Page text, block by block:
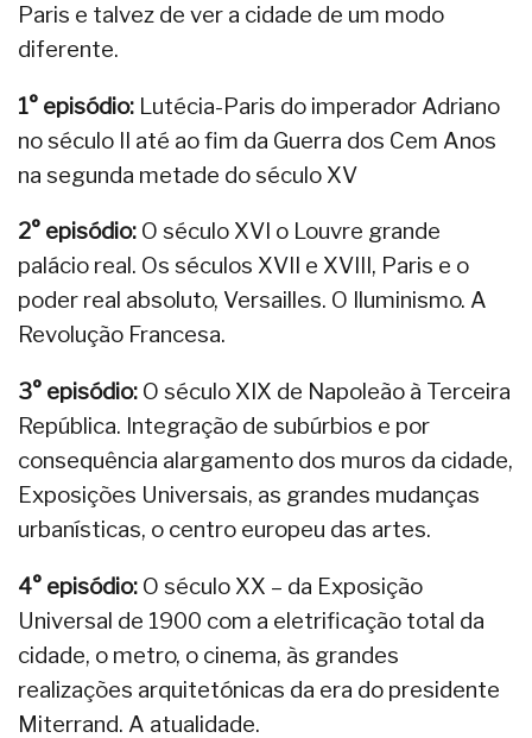
Paris e talvez de ver a cidade de um modo
diferente.
1° episódio: Lutécia-Paris do imperador Adriano
no século II até ao fim da Guerra dos Cem Anos
na segunda metade do século XV
2° episódio: O século XVI o Louvre grande
palácio real. Os séculos XVII e XVIII, Paris e o
poder real absoluto, Versailles. O Iluminismo. A
Revolução Francesa.
3° episódio: O século XIX de Napoleão à Terceira
República. Integração de subúrbios e por
consequência alargamento dos muros da cidade,
Exposições Universais, as grandes mudanças
urbanísticas, o centro europeu das artes.
4° episódio: O século XX – da Exposição
Universal de 1900 com a eletrificação total da
cidade, o metro, o cinema, às grandes
realizações arquitetónicas da era do presidente
Miterrand. A atualidade.